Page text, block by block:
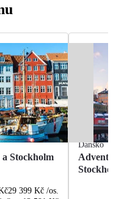
Stockholm
29 399 Kč /os.
Dánsko